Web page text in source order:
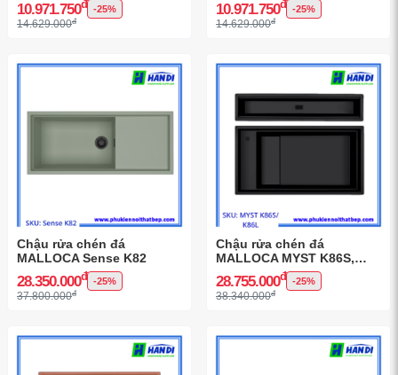
10.971.750đ -25%
14.629.000đ
10.971.750đ -25%
14.629.000đ
Chậu rửa chén đá
MALLOCA Sense K82
28.350.000đ -25%
37.800.000đ
Chậu rửa chén đá
MALLOCA MYST K86S,
MYST K86L
28.755.000đ -25%
38.340.000đ